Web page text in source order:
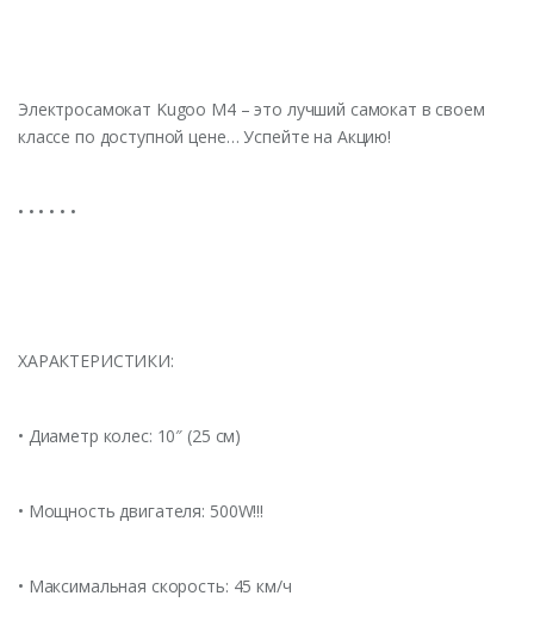
Электросамокат Kugoo M4 – это лучший самокат в своем
классе по доступной цене… Успейте на Акцию!
• • • • • •
ХАРАКТЕРИСТИКИ:
• Диаметр колес: 10″ (25 см)
• Мощность двигателя: 500W!!!
• Максимальная скорость: 45 км/ч